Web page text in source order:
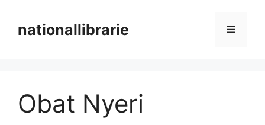
contentnationallibrarie Menu
Obat Nyeri